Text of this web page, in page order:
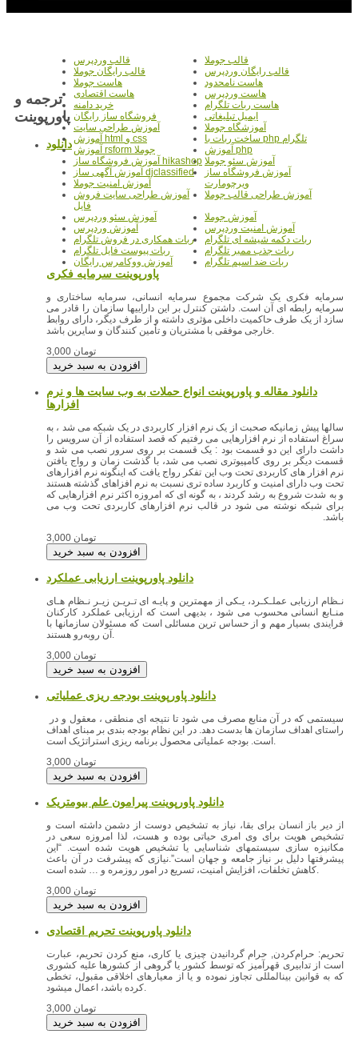
قالب جوملا
قالب وردپرس
قالب رایگان وردپرس
قالب رایگان جوملا
هاست نامحدود
هاست جوملا
هاست وردپرس
هاست اقتصادی
هاست ربات تلگرام
خرید دامنه
ایمیل تبلیغاتی
فروشگاه ساز رایگان
آموزشگاه جوملا
آموزش طراحی سایت
ساخت ربات با php تلگرام
آموزش html و css
آموزش php
آموزش rsform جوملا
آموزش سئو جوملا آموزش فروشگاه ساز hikashop
آموزش فروشگاه ساز
ویرچومارت
آموزش آگهی ساز djclassified
آموزش امنیت جوملا
آموزش طراحی قالب جوملا
آموزش طراحی سایت فروش
فایل
آموزش جوملا
آموزش سئو وردپرس
آموزش امنیت وردپرس
آموزش وردپرس
ربات دکمه شیشه ای تلگرام
ربات همکاری در فروش تلگرام
ربات جذب ممبر تلگرام
ربات پیوست فایل تلگرام
ربات ضد اسپم تلگرام
آموزش ووکامرس رایگان
ترجمه و
پاورپوينت
دانلود
سرمایه فکری یک شرکت مجموع سرمایه انسانی، سرمایه ساختاری و
سرمایه رابطه ای آن است. داشتن کنترل بر این داراییها سازمان را قادر می
سازد از یک طرف حاکمیت داخلی مؤثری داشته و از طرف دیگر، دارای روابط
خارجی موفقی با مشتریان و تأمین کنندگان و سایرین باشد.
3,000 تومان
دانلود مقاله و پاورپوینت انواع حملات به وب سایت ها و نرم
افزارها
سالها پیش زمانیکه صحبت از یک نرم افزار کاربردی در یک شبکه می شد ، به
سراغ استفاده از نرم افزارهایی می رفتیم که قصد استفاده از آن سرویس را
داشت دارای این دو قسمت بود : یک قسمت بر روی سرور نصب می شد و
قسمت دیگر بر روی کامپیوتری نصب می شد، با گذشت زمان و رواج یافتن
نرم افزار های کاربردی تحت وب این تفکر رواج یافت که اینگونه نرم افزارهای
تحت وب دارای امنیت و کاربرد ساده تری نسبت به نرم افزاهای گذشته هستند
و به شدت شروع به رشد کردند ، به گونه ای که امروزه اکثر نرم افزارهایی که
برای شبکه نوشته می شود در قالب نرم افزارهای کاربردی تحت وب می
باشد.
3,000 تومان
دانلود پاورپوینت ارزیابی عملکرد
نـظام ارزیابی عملـکـرد، یـکی از مهمترین و پایـه ای تـریـن زیـر نـظام هـای
منـابع انسانی محسوب می شود ، بدیهی است که ارزیابی عملکرد کارکنان
فرایندی بسیار مهم و از حساس ترین مسائلی است که مسئولان سازمانها با
آن روبه‌رو هستند.
3,000 تومان
دانلود پاورپوینت بودجه ریزی عملیاتی
سیستمی که در آن منابع مصرف می شود تا نتیجه ای منطقی ، معقول و در
راستای اهداف سازمان ها بدست دهد. در این نظام بودجه بندی بر مبنای اهداف
است. بودجه عملیاتی محصول برنامه ریزی استراتژیک است.
3,000 تومان
دانلود پاورپوینت پیرامون علم بیومتریک
از دیر باز انسان برای بقا، نیاز به تشخیص دوست از دشمن داشته است و
تشخیص هویت برای وی امری حیاتی بوده و هست، لذا امروزه سعی در
مکانیزه سازی سیستمهای شناسایی یا تشخیص هویت شده است. “این
پیشرفتها دلیل بر نیاز جامعه و جهان است”.نیازی که پیشرفت در آن باعث
کاهش تخلفات، افزایش امنیت، تسریع در امور روزمره و … شده است.
3,000 تومان
دانلود پاورپوینت تحریم اقتصادی
تحریم: حرام‌کردن, حرام گردانیدن چیزی‌ یا کاری، منع کردن تحریم­، عبارت
است از تدابیری قهرآمیز که توسط کشور یا گروهی از کشورها علیه کشوری
که به قوانین بین­المللی تجاوز نموده و یا از معیارهای اخلاقی مقبول­، تخطی
کرده باشد­، اعمال می­شود.
3,000 تومان